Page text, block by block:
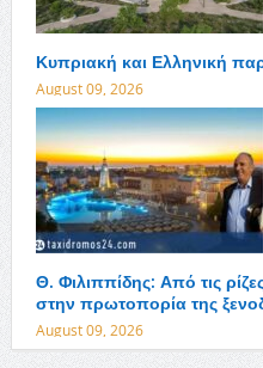
Κυπριακή και Ελληνική
August 09, 2026
Θ. Φιλιππίδης: Από τις
στην πρωτοπορία της
August 09, 2026